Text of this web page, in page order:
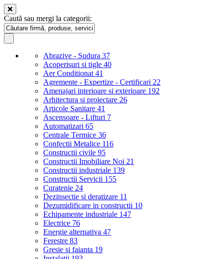
Caută sau mergi la categorii:
Abrazive - Sudura 37
Acoperisuri si tigle 40
Aer Conditionat 41
Agremente - Expertize - Certificari 22
Amenajari interioare si exterioare 192
Arhitectura si proiectare 26
Articole Sanitare 41
Ascensoare - Lifturi 7
Automatizari 65
Centrale Termice 36
Confectii Metalice 116
Constructii civile 95
Constructii Imobiliare Noi 21
Constructii industriale 139
Constructii Servicii 155
Curatenie 24
Dezinsectie si deratizare 11
Dezumidificare in constructii 10
Echipamente industriale 147
Electrice 76
Energie alternativa 47
Ferestre 83
Gresie si faianta 19